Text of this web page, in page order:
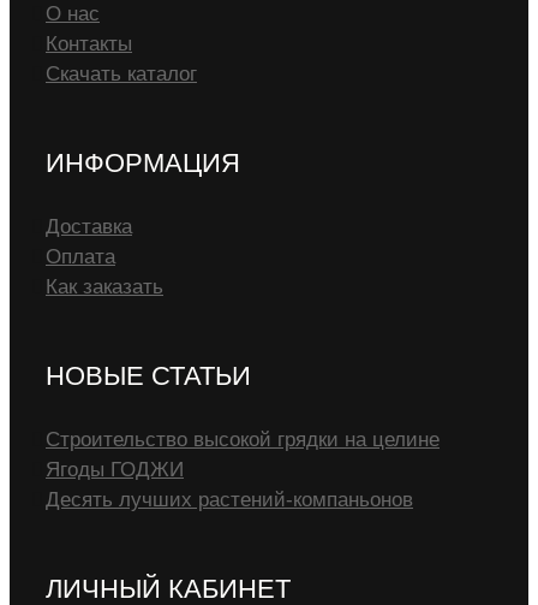
О нас
Контакты
Скачать каталог
ИНФОРМАЦИЯ
Доставка
Оплата
Как заказать
НОВЫЕ СТАТЬИ
Строительство высокой грядки на целине
Ягоды ГОДЖИ
Десять лучших растений-компаньонов
ЛИЧНЫЙ КАБИНЕТ